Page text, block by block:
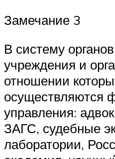
Замечание 3
В систему
учреждения и
отношении
осуществляются
управления:
ЗАГС, судебные
лаборатории,